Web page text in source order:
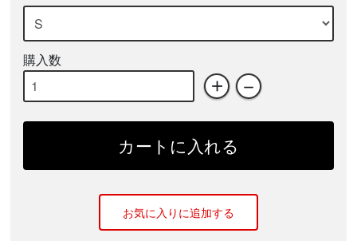
購入数
+ －
カートに入れる
お気に入りに追加する